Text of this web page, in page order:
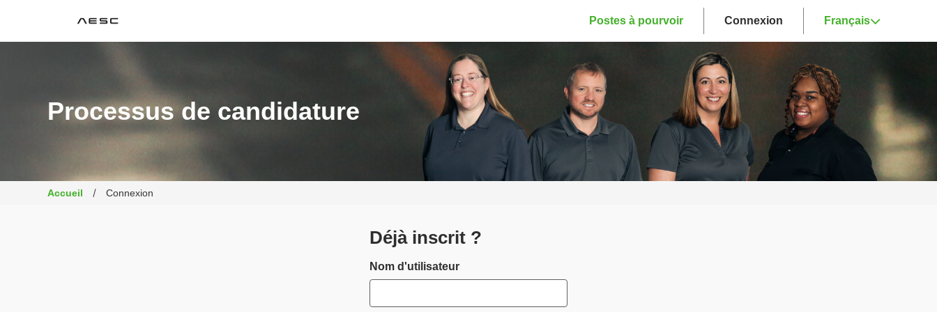
AESC Postes à pourvoir Connexion Français
Processus de candidature
Accueil Connexion
Déjà inscrit ?
Connexion
Nom d'utilisateur